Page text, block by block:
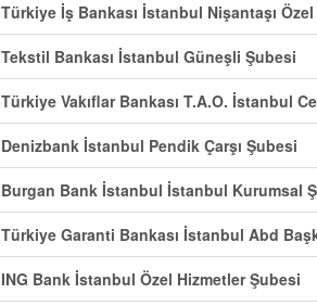
Türkiye İş Bankası İstanbul Nişantaşı
Tekstil Bankası İstanbul Güneşli Şubesi
Türkiye Vakıflar Bankası T.A.O. İstanbul
Denizbank İstanbul Pendik Çarşı Şubesi
Burgan Bank İstanbul İstanbul Kurumsal
Türkiye Garanti Bankası İstanbul Abd
ING Bank İstanbul Özel Hizmetler Şubesi